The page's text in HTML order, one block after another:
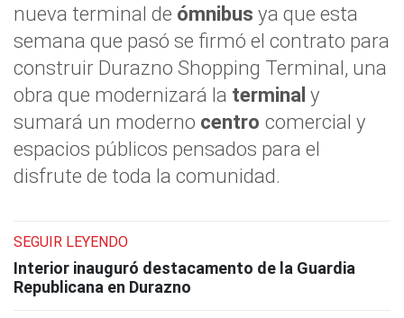
nueva terminal de ómnibus ya que esta
semana que pasó se firmó el contrato para
construir Durazno Shopping Terminal, una
obra que modernizará la terminal y
sumará un moderno centro comercial y
espacios públicos pensados para el
disfrute de toda la comunidad.
SEGUIR LEYENDO
Interior inauguró destacamento de la Guardia
Republicana en Durazno